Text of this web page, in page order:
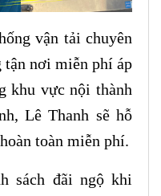
vận tải chuyên
tận nơi miễn phí áp
khu vực nội thành
Lê Thanh sẽ hỗ
toàn miễn phí.
sách đãi ngộ khi